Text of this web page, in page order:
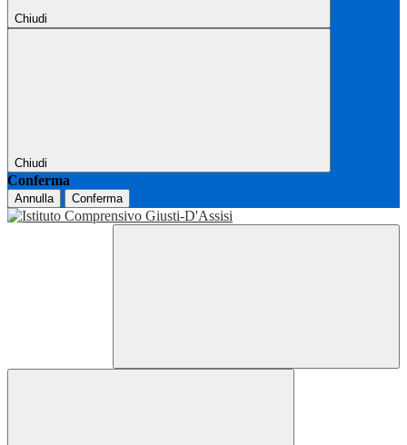
Chiudi
Chiudi
Conferma
Annulla Conferma